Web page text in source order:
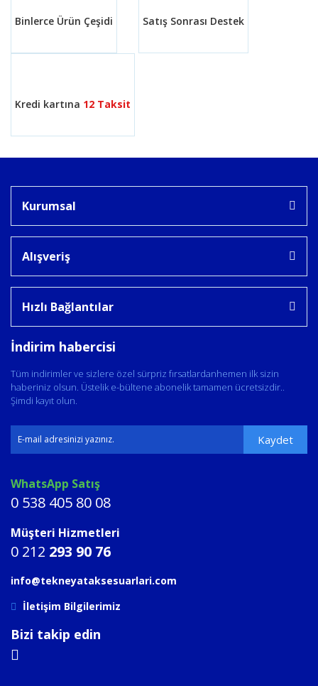
Binlerce Ürün Çeşidi Satış Sonrası Destek
Kredi kartına 12 Taksit
Kurumsal
Alışveriş
Hızlı Bağlantılar
İndirim habercisi
Tüm indirimler ve sizlere özel sürpriz fırsatlardanhemen ilk sizin
haberiniz olsun. Üstelik e-bültene abonelik tamamen ücretsizdir..
Şimdi kayıt olun.
Kaydet
WhatsApp Satış
0 538 405 80 08
Müşteri Hizmetleri
0 212 293 90 76
info@tekneyataksesuarlari.com
İletişim Bilgilerimiz
Bizi takip edin